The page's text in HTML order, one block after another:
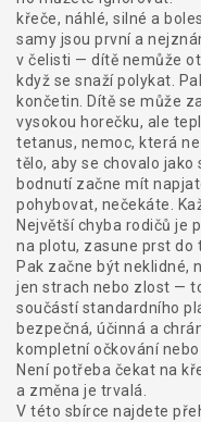
křeče, náhlé, silné a
samy jsou první a
v čelisti — dítě nemůže
když se snaží polykat.
končetin. Dítě se může
vysokou horečku, ale
tetanus, nemoc, která
tělo, aby se chovalo jako
bodnutí začne mít
pohybovat, nečekáte.
Největší chyba rodičů je
na plotu, zasune prst do
Pak začne být neklidné,
jen strach nebo zlost —
součástí standardního
bezpečná, účinná a
kompletní očkování
Není potřeba čekat na
a změna je trvalá.
V této sbírce najdete